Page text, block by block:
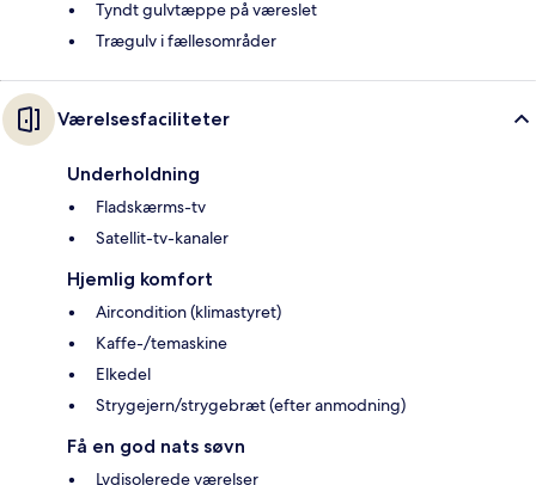
Tyndt gulvtæppe på væreslet
Trægulv i fællesområder
Værelsesfaciliteter
Underholdning
Fladskærms-tv
Satellit-tv-kanaler
Hjemlig komfort
Aircondition (klimastyret)
Kaffe-/temaskine
Elkedel
Strygejern/strygebræt (efter anmodning)
Få en god nats søvn
Lydisolerede værelser